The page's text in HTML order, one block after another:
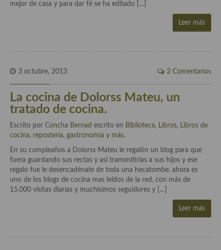
mejor de casa y para dar fé se ha editado […]
Leer más
3 octubre, 2013 2 Comentarios
La cocina de Dolorss Mateu, un
tratado de cocina.
Escrito por Concha Bernad escrito en Biblioteca, Libros, Libros de
cocina, repostería, gastronomía y más.
En su cumpleaños a Dolorss Mateu le regalón un blog para que
fuera guardando sus rectas y así transmitirlas a sus hijos y ese
regalo fue le desencadénate de toda una hecatombe, ahora es
uno de los blogs de cocina mas leídos de la red, con más de
15.000 visitas diarias y muchísimos seguidores y […]
Leer más